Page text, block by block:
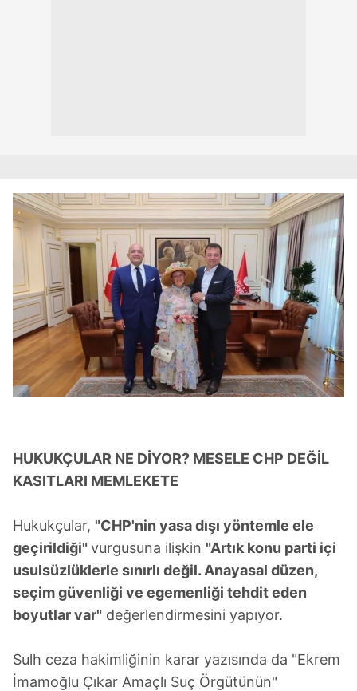
HUKUKÇULAR NE DİYOR? MESELE CHP DEĞİL
KASITLARI MEMLEKETE
Hukukçular, "CHP'nin yasa dışı yöntemle ele
geçirildiği"vurgusuna ilişkin "Artık konu parti içi
usulsüzlüklerle sınırlı değil. Anayasal düzen,
seçim güvenliği ve egemenliği tehdit eden
boyutlar var" değerlendirmesini yapıyor.
Sulh ceza hakimliğinin karar yazısında da "Ekrem
İmamoğlu Çıkar Amaçlı Suç Örgütünün"